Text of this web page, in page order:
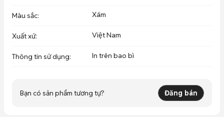
Màu sắc: Xám
Xuất xứ: Việt Nam
Thông tin sử dụng: In trên bao bì
Bạn có sản phẩm tương tự? Đăng bán